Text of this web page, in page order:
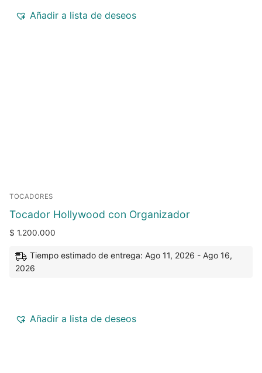
Añadir a lista de deseos
TOCADORES
Tocador Hollywood con Organizador
$ 1.200.000
Tiempo estimado de entrega: Ago 11, 2026 - Ago 16,
2026
Añadir a lista de deseos